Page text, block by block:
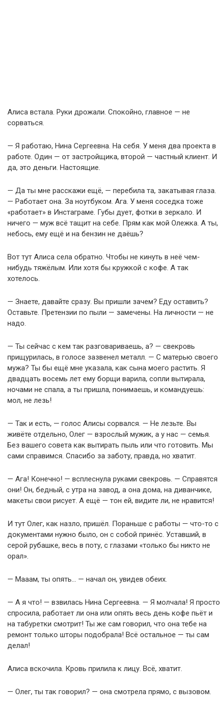
Алиса встала. Руки дрожали. Спокойно, главное — не
сорваться.
— Я работаю, Нина Сергеевна. На себя. У меня два проекта в
работе. Один — от застройщика, второй — частный клиент. И
да, это деньги. Настоящие.
— Да ты мне расскажи ещё, — перебила та, закатывая глаза.
— Работает она. За ноутбуком. Ага. У меня соседка тоже
«работает» в Инстаграме. Губы дует, фотки в зеркало. И
ничего — муж всё тащит на себе. Прям как мой Олежка. А ты,
небось, ему ещё и на бензин не даёшь?
Вот тут Алиса села обратно. Чтобы не кинуть в неё чем-
нибудь тяжёлым. Или хотя бы кружкой с кофе. А так
хотелось.
— Знаете, давайте сразу. Вы пришли зачем? Еду оставить?
Оставьте. Претензии по пыли — замечены. На личности — не
надо.
— Ты сейчас с кем так разговариваешь, а? — свекровь
прищурилась, в голосе зазвенел металл. — С матерью своего
мужа? Ты бы ещё мне указала, как сына моего растить. Я
двадцать восемь лет ему борщи варила, сопли вытирала,
ночами не спала, а ты пришла, понимаешь, и командуешь:
мол, не лезь!
— Так и есть, — голос Алисы сорвался. — Не лезьте. Вы
живёте отдельно, Олег — взрослый мужик, а у нас — семья.
Без вашего совета как вытирать пыль или что готовить. Мы
сами справимся. Спасибо за заботу, правда, но хватит.
— Ага! Конечно! — всплеснула руками свекровь. — Справятся
они! Он, бедный, с утра на завод, а она дома, на диванчике,
макеты свои рисует. А ещё — тон ей, видите ли, не нравится!
И тут Олег, как назло, пришёл. Пораньше с работы — что-то с
документами нужно было, он с собой принёс. Уставший, в
серой рубашке, весь в поту, с глазами «только бы никто не
орал».
— Мааам, ты опять… — начал он, увидев обеих.
— А я что! — взвилась Нина Сергеевна. — Я молчала! Я просто
спросила, работает ли она или опять весь день кофе пьёт и
на табуретки смотрит! Ты же сам говорил, что она тебе на
ремонт только шторы подобрала! Всё остальное — ты сам
делал!
Алиса вскочила. Кровь прилила к лицу. Всё, хватит.
— Олег, ты так говорил? — она смотрела прямо, с вызовом.